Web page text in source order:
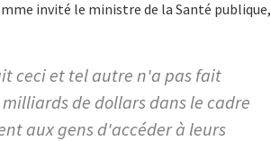
invité le ministre de la Santé publique,
ceci et tel autre n'a pas fait
de dollars dans le cadre
aux gens d'accéder à leurs